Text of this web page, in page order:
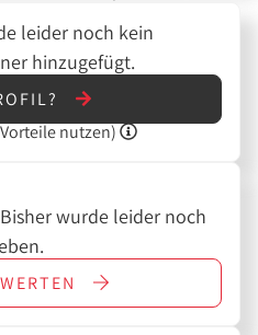
leider noch kein
hinzugefügt.
nutzen)
wurde leider noch